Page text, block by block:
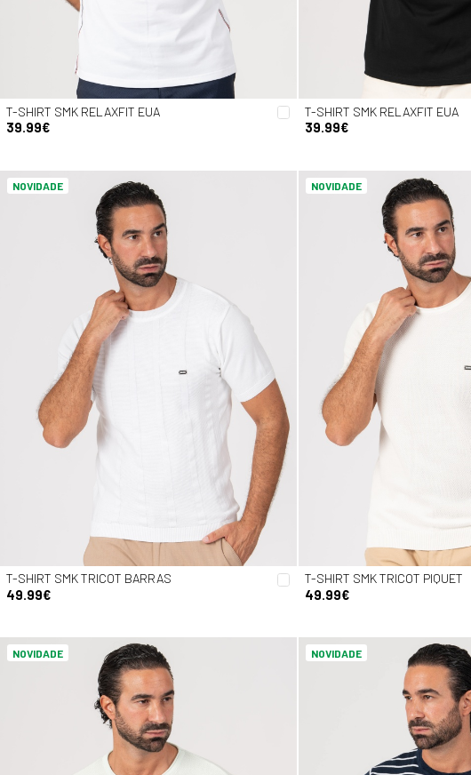
T-SHIRT SMK RELAXFIT EUA
39.99€
T-SHIRT SMK RELAXFIT EUA
39.99€
NOVIDADE
T-SHIRT SMK TRICOT BARRAS
49.99€
NOVIDADE
T-SHIRT SMK TRICOT PIQUET
49.99€
NOVIDADE NOVIDADE